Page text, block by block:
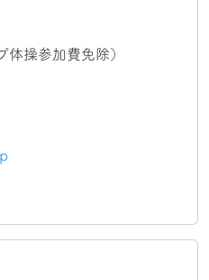
体操参加費免除）